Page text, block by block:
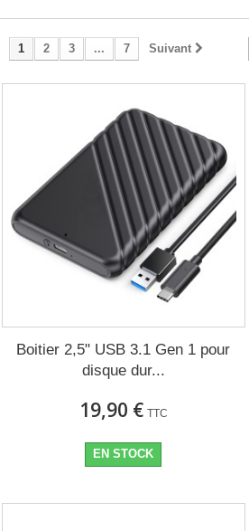
1 2 3 ... 7 Suivant
Boitier 2,5" USB 3.1 Gen 1 pour
disque dur...
19,90 € TTC
EN STOCK